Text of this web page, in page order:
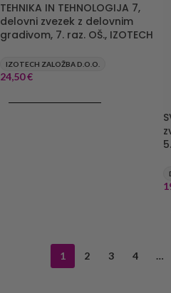
TEHNIKA IN TEHNOLOGIJA 7,
delovni zvezek z delovnim
gradivom, 7. raz. OŠ., IZOTECH
IZOTECH ZALOŽBA D.O.O.
24,50€
1 2 3 4 …